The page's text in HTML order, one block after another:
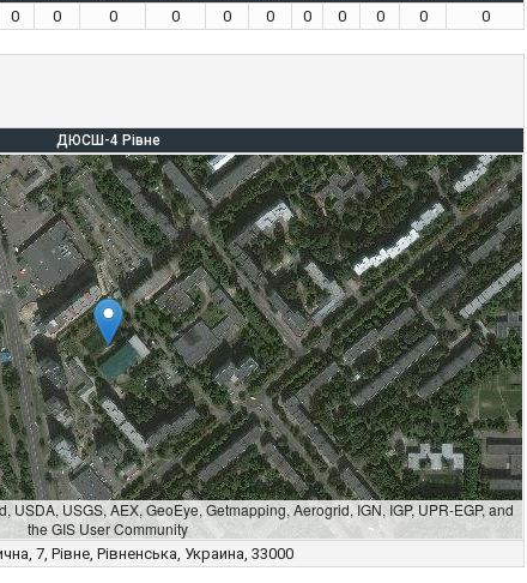
0 0 0 0 0 0 0 0 0 0 0
ДЮСШ-4 Рівне
USGS, AEX, GeoEye, Getmapping, Aerogrid, IGN, IGP, UPR-EGP, and
the GIS User Community
7, Рівне, Рівненська, Украина, 33000